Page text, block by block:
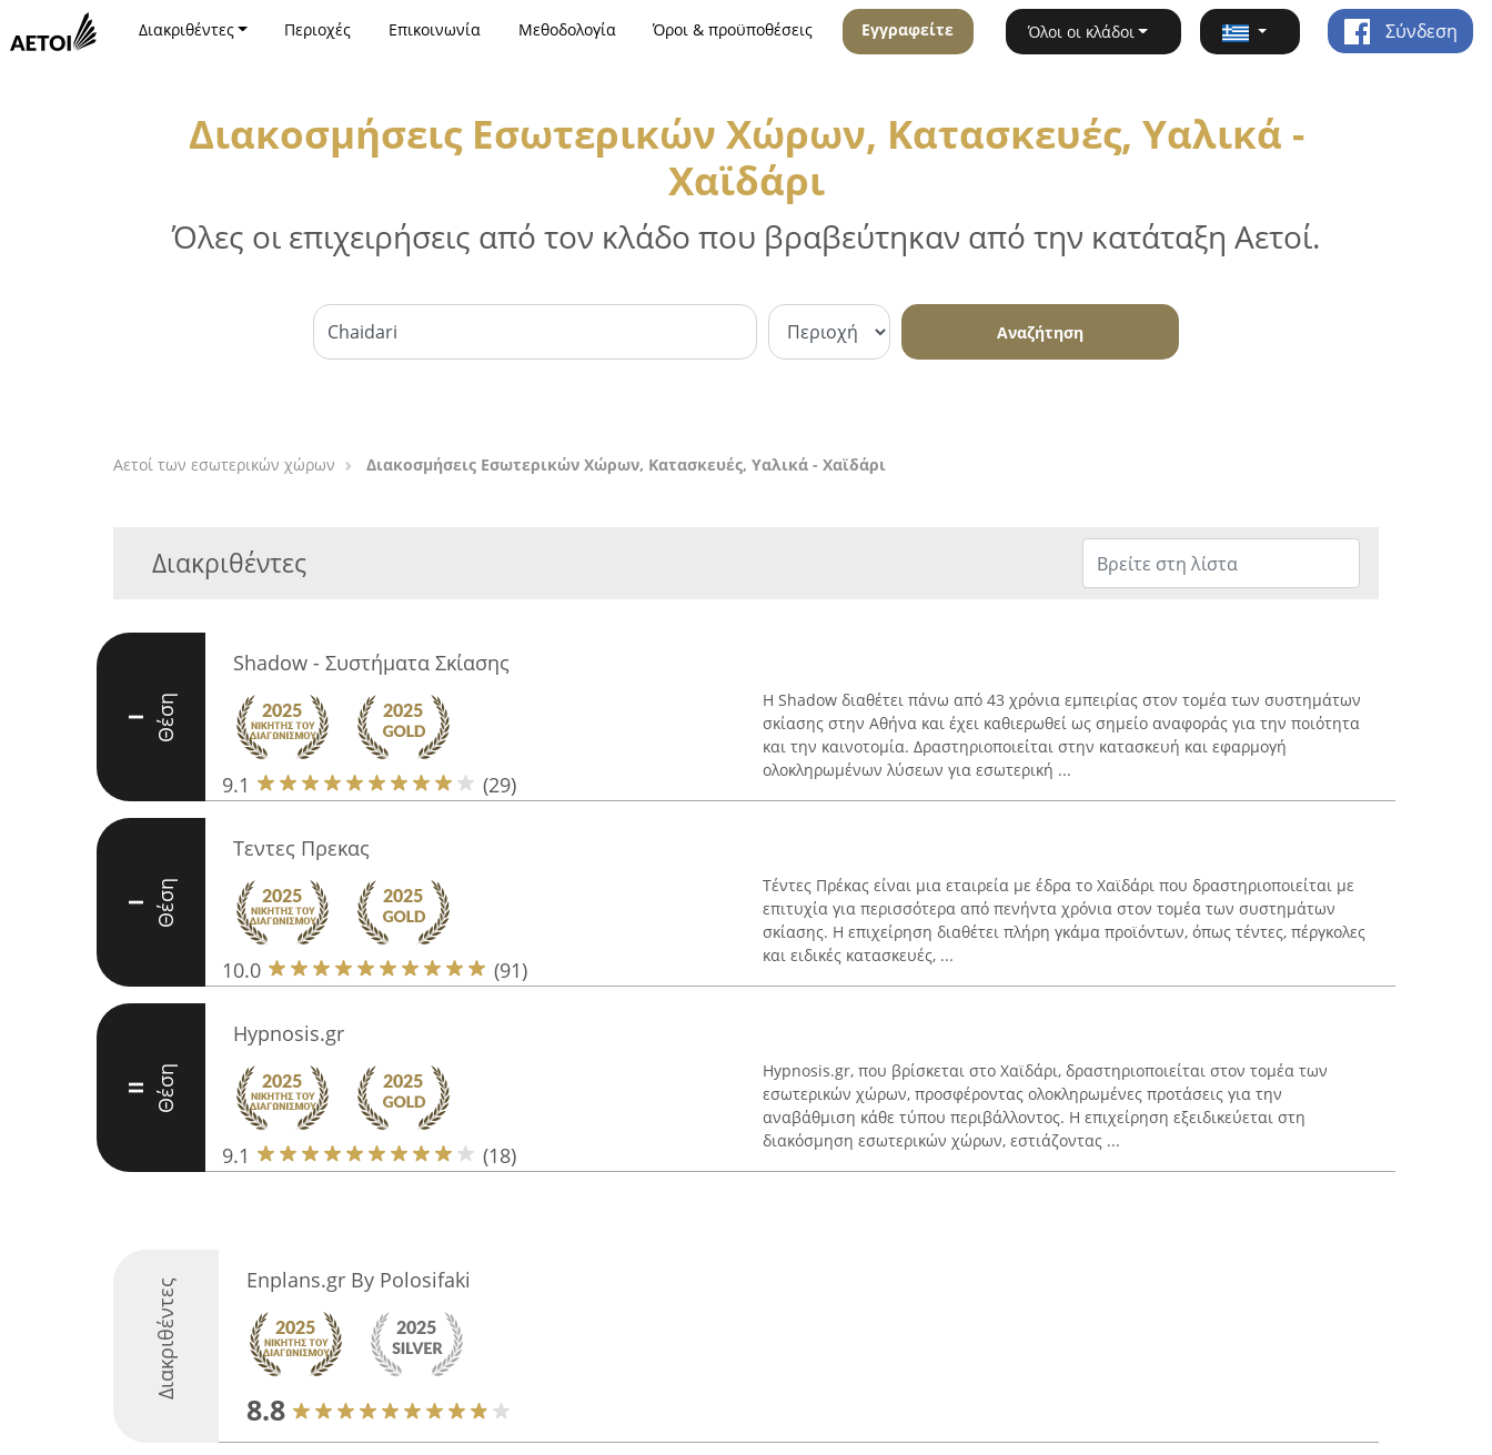
Διακριθέντες Περιοχές Επικοινωνία Μεθοδολογία Όροι & προϋποθέσεις Εγγραφείτε Όλοι οι κλάδοι Σύνδεση
Διακοσμήσεις Εσωτερικών Χώρων, Κατασκευές, Υαλικά -
Χαϊδάρι
Όλες οι επιχειρήσεις από τον κλάδο που βραβεύτηκαν από την κατάταξη Αετοί.
Αναζήτηση
Αετοί των εσωτερικών χώρων Διακοσμήσεις Εσωτερικών Χώρων, Κατασκευές, Υαλικά - Χαϊδάρι
Διακριθέντες
I Θέση
Shadow - Συστήματα Σκίασης
9.1 (29)
Η Shadow διαθέτει πάνω από 43 χρόνια εμπειρίας στον τομέα των συστημάτων
σκίασης στην Αθήνα και έχει καθιερωθεί ως σημείο αναφοράς για την ποιότητα
και την καινοτομία. Δραστηριοποιείται στην κατασκευή και εφαρμογή
ολοκληρωμένων λύσεων για εσωτερική ...
I Θέση
Τεντες Πρεκας
10.0 (91)
Τέντες Πρέκας είναι μια εταιρεία με έδρα το Χαϊδάρι που δραστηριοποιείται με
επιτυχία για περισσότερα από πενήντα χρόνια στον τομέα των συστημάτων
σκίασης. Η επιχείρηση διαθέτει πλήρη γκάμα προϊόντων, όπως τέντες, πέργκολες
και ειδικές κατασκευές, ...
II Θέση
Hypnosis.gr
9.1 (18)
Hypnosis.gr, που βρίσκεται στο Χαϊδάρι, δραστηριοποιείται στον τομέα των
εσωτερικών χώρων, προσφέροντας ολοκληρωμένες προτάσεις για την
αναβάθμιση κάθε τύπου περιβάλλοντος. Η επιχείρηση εξειδικεύεται στη
διακόσμηση εσωτερικών χώρων, εστιάζοντας ...
Διακριθέντες Enplans.gr By Polosifaki
8.8